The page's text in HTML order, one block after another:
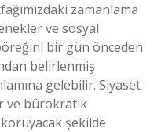
zamanlama
ve sosyal
bir gün önceden
belirlenmiş
gelebilir. Siyaset
ve bürokratik
şekilde